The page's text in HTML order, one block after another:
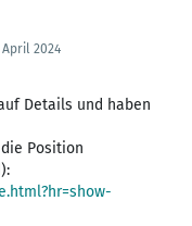
April 2024
Details und haben
Position